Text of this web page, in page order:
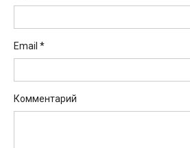
Email *
Комментарий